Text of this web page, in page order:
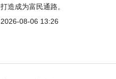
打造成为富民通路。
2026-08-06 13:26